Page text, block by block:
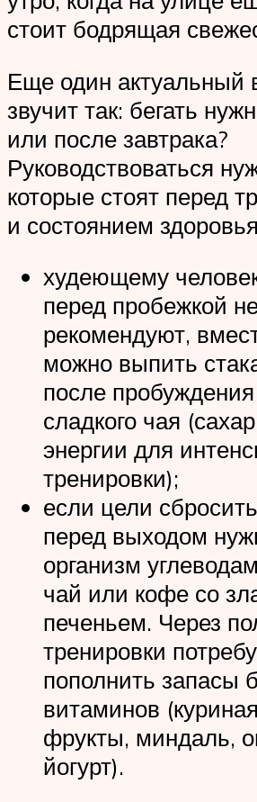
стоит бодрящая
Еще один актуальный
звучит так: бегать
или после завтрака?
Руководствоваться
которые стоят перед
и состоянием
худеющему
перед пробежкой
рекомендуют,
можно выпить
после
сладкого чая
энергии для
тренировки);
если цели
перед выходом
организм
чай или кофе со
печеньем. Через
тренировки
пополнить запасы
витаминов
фрукты, миндаль,
йогурт).